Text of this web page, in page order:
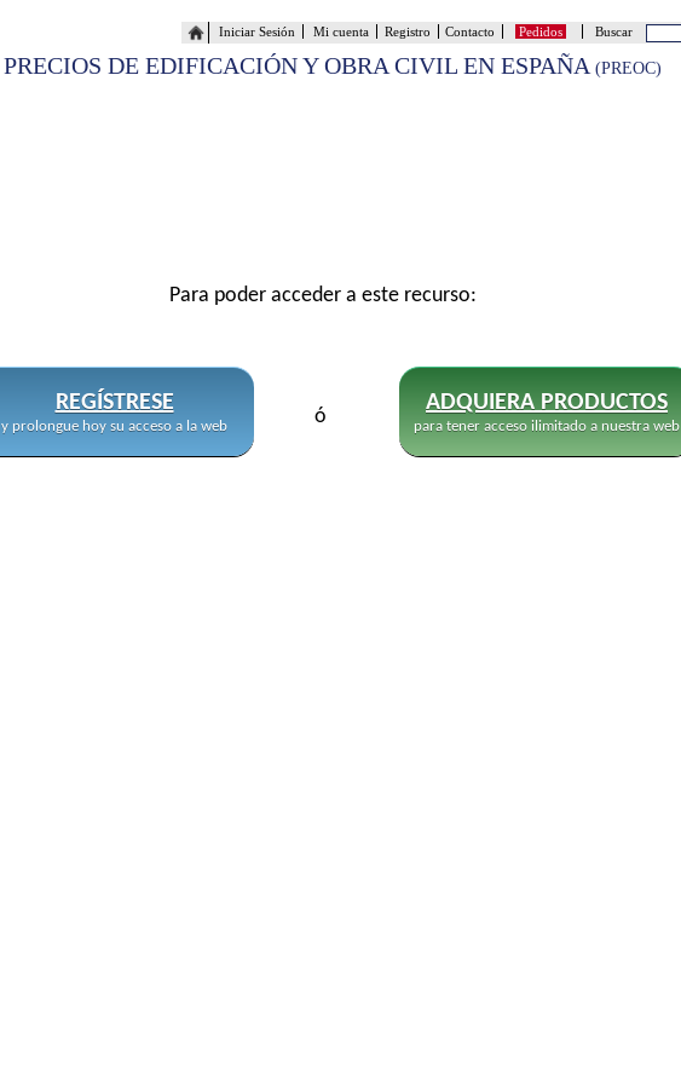
Buscar
Pedidos
Contacto
Registro
Mi cuenta
Iniciar Sesión
PRECIOS DE EDIFICACIÓN Y OBRA CIVIL EN ESPAÑA (PREOC)
REGÍSTRESE
y prolongue hoy su acceso a la web
Para poder acceder a este recurso:
ó
ADQUIERA PRODUCTOS
para tener acceso ilimitado a nuestra web